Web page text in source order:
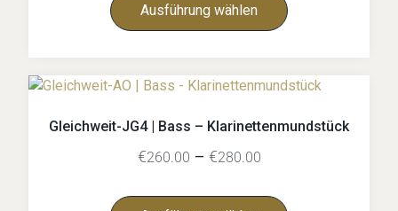
Ausführung wählen
Gleichweit-JG4 | Bass – Klarinettenmundstück
€260.00 – €280.00